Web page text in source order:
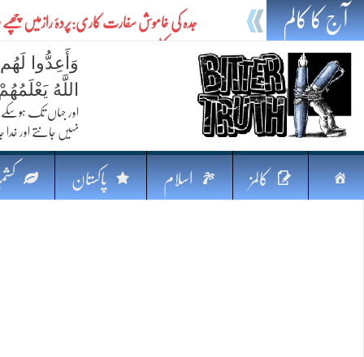
آج کا کالم جدہ کی خاموش سفارت کاری:پردۂ رازمیں
تیل،تلواراورتدبر:خلیج کی بدلتی بساط پرپاکستان
ایٹم کا نیا افق: طاقت، سیاست اور مشرقِ وسطیٰ
خطرہ کاتوازن
فکرِ اقبال اورامنِ عالم میں پاکستان کاکردار
وَأَعِدُّوا
اللَّهُ
اور جہاں تک
نہیں جانتے اور خدا
صفحہ کالمز اسلام پاکستان